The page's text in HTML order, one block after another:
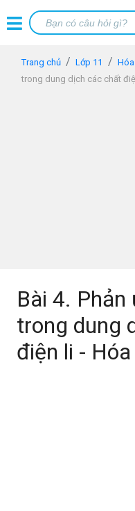
Trang chủ Lớp 11
trong dung dịch các chất
Bài 4.
trong dung
điện li -